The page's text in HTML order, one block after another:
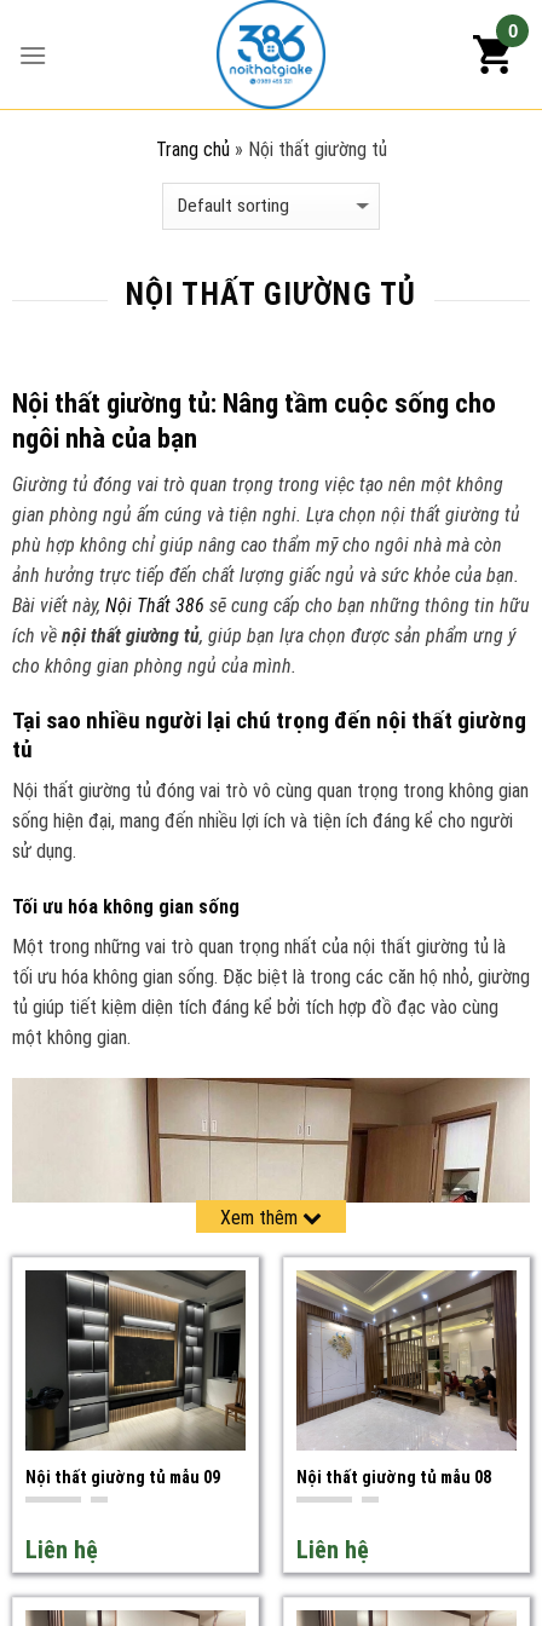
0
Trang chủ » Nội thất giường tủ
NỘI THẤT GIƯỜNG TỦ
Nội thất giường tủ: Nâng tầm cuộc sống cho
ngôi nhà của bạn
Giường tủ đóng vai trò quan trọng trong việc tạo nên một không
gian phòng ngủ ấm cúng và tiện nghi. Lựa chọn nội thất giường tủ
phù hợp không chỉ giúp nâng cao thẩm mỹ cho ngôi nhà mà còn
ảnh hưởng trực tiếp đến chất lượng giấc ngủ và sức khỏe của bạn.
Bài viết này, Nội Thất 386 sẽ cung cấp cho bạn những thông tin hữu
ích về nội thất giường tủ, giúp bạn lựa chọn được sản phẩm ưng ý
cho không gian phòng ngủ của mình.
Tại sao nhiều người lại chú trọng đến nội thất giường
tủ
Nội thất giường tủ đóng vai trò vô cùng quan trọng trong không gian
sống hiện đại, mang đến nhiều lợi ích và tiện ích đáng kể cho người
sử dụng.
Tối ưu hóa không gian sống
Một trong những vai trò quan trọng nhất của nội thất giường tủ là
tối ưu hóa không gian sống. Đặc biệt là trong các căn hộ nhỏ, giường
tủ giúp tiết kiệm diện tích đáng kể bởi tích hợp đồ đạc vào cùng
một không gian.
Tối ưu hóa không gian sống
Thay vì cần nhiều đồ nội thất riêng biệt, bạn chỉ cần một chiếc
giường tủ để có thể sử dụng được nhiều chức năng như ngủ, lưu trữ
Xem thêm
Nội thất giường tủ mẫu 09
Liên hệ
Nội thất giường tủ mẫu 08
Liên hệ